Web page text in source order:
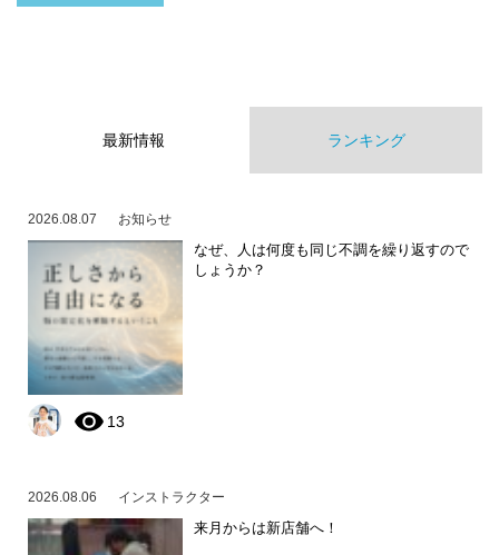
最新情報 ランキング
2026.08.07 お知らせ
なぜ、人は何度も同じ不調を繰り返すので
しょうか？
13
2026.08.06 インストラクター
来月からは新店舗へ！